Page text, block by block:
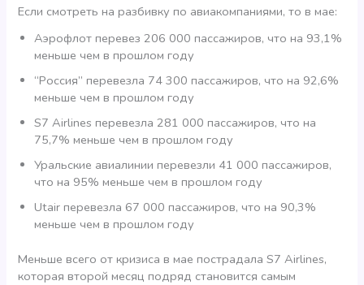
Если смотреть на разбивку по авиакомпаниями, то в мае:
Аэрофлот перевез 206 000 пассажиров, что на 93,1%
меньше чем в прошлом году
“Россия” перевезла 74 300 пассажиров, что на 92,6%
меньше чем в прошлом году
S7 Airlines перевезла 281 000 пассажиров, что на
75,7% меньше чем в прошлом году
Уральские авиалинии перевезли 41 000 пассажиров,
что на 95% меньше чем в прошлом году
Utair перевезла 67 000 пассажиров, что на 90,3%
меньше чем в прошлом году
Меньше всего от кризиса в мае пострадала S7 Airlines,
которая второй месяц подряд становится самым